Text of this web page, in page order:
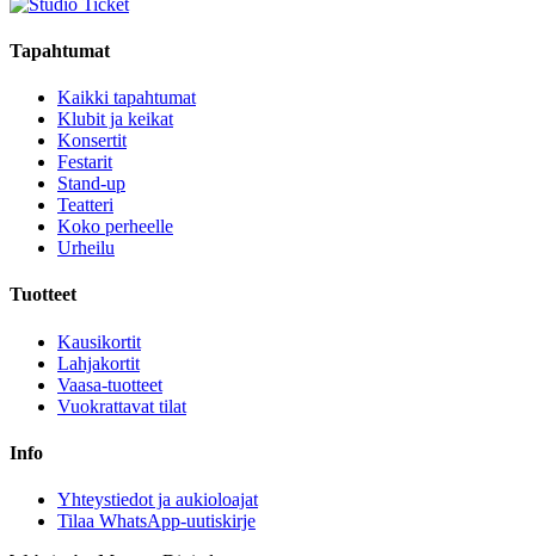
Tapahtumat
Kaikki tapahtumat
Klubit ja keikat
Konsertit
Festarit
Stand-up
Teatteri
Koko perheelle
Urheilu
Tuotteet
Kausikortit
Lahjakortit
Vaasa-tuotteet
Vuokrattavat tilat
Info
Yhteystiedot ja aukioloajat
Tilaa WhatsApp-uutiskirje